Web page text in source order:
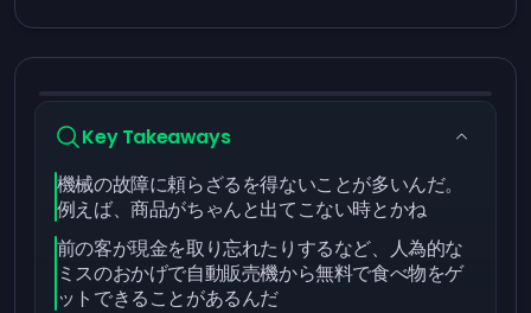
Key Takeaways
機械の故障に頼らざるを得ないことが多いんだ。
例えば、商品がちゃんと出てこない時とかね
前の客が現金を取り忘れたりするなど、人為的な
ミスのおかげで自動販売機から無料で食べ物をゲ
ットできることがあるんだ